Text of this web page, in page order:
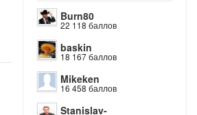
Burn80
22 118 баллов
baskin
18 167 баллов
Mikeken
16 458 баллов
Stanislav-